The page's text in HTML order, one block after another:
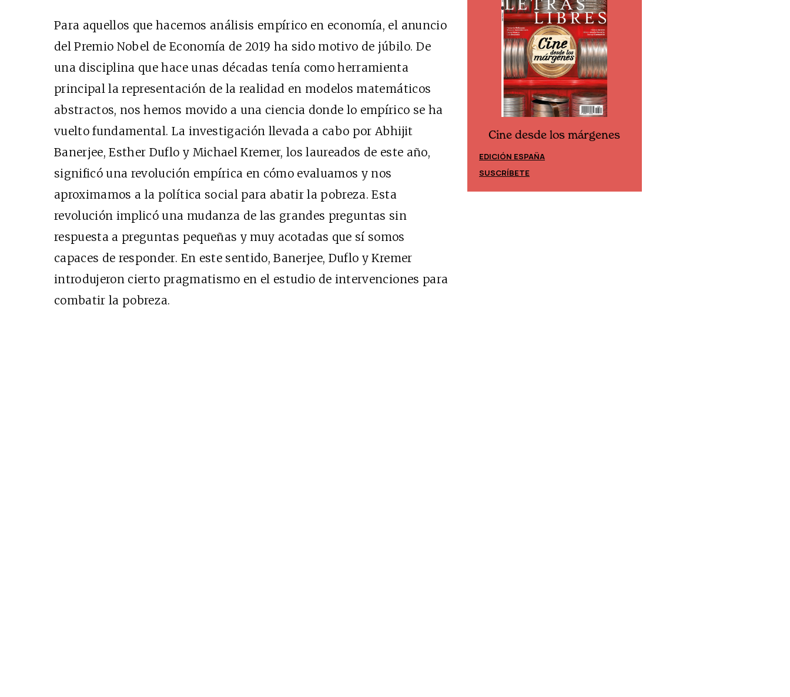
Para aquellos que hacemos análisis empírico en economía, el anuncio
del Premio Nobel de Economía de 2019 ha sido motivo de júbilo. De
una disciplina que hace unas décadas tenía como herramienta
principal la representación de la realidad en modelos matemáticos
abstractos, nos hemos movido a una ciencia donde lo empírico se ha
vuelto fundamental. La investigación llevada a cabo por Abhijit
Banerjee, Esther Duflo y Michael Kremer, los laureados de este año,
significó una revolución empírica en cómo evaluamos y nos
aproximamos a la política social para abatir la pobreza. Esta
revolución implicó una mudanza de las grandes preguntas sin
respuesta a preguntas pequeñas y muy acotadas que sí somos
capaces de responder. En este sentido, Banerjee, Duflo y Kremer
introdujeron cierto pragmatismo en el estudio de intervenciones para
combatir la pobreza.
Cine desde los márgenes
EDICIÓN MÉXICO
SUSCRÍBETE
Cine desde los márgenes
EDICIÓN ESPAÑA
SUSCRÍBETE